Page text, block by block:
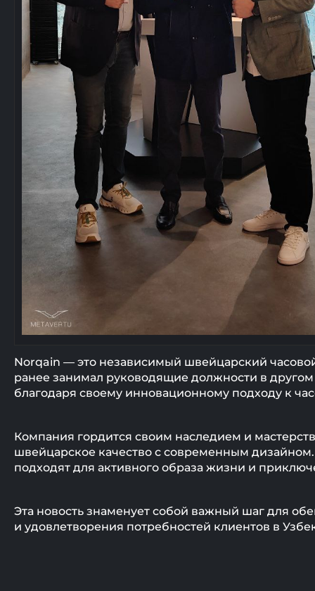
Norqain — это независимый швейцарский
ранее занимал руководящие должности в
благодаря своему инновационному подходу к
Компания гордится своим наследием и
швейцарское качество с современным
подходят для активного образа жизни и
Эта новость знаменует собой важный шаг для
и удовлетворения потребностей клиентов в